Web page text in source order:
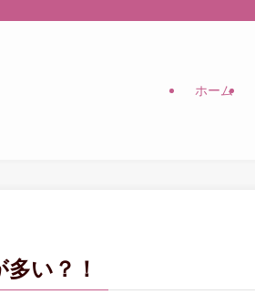
ホーム
い？！